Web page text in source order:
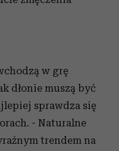
w grę
dłonie muszą być
sprawdza się
- Naturalne
trendem na